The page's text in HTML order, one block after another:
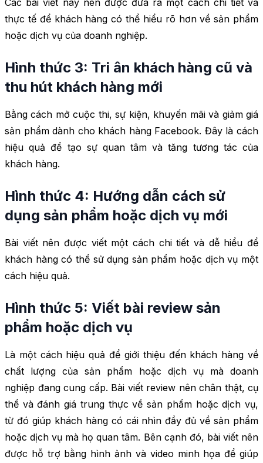
thực tế để khách hàng có thể hiểu rõ hơn về sản phẩm
hoặc dịch vụ của doanh nghiệp.
Hình thức 3: Tri ân khách hàng cũ và
thu hút khách hàng mới
Bằng cách mở cuộc thi, sự kiện, khuyến mãi và giảm giá
sản phẩm dành cho khách hàng Facebook. Đây là cách
hiệu quả để tạo sự quan tâm và tăng tương tác của
khách hàng.
Hình thức 4: Hướng dẫn cách sử
dụng sản phẩm hoặc dịch vụ mới
Bài viết nên được viết một cách chi tiết và dễ hiểu để
khách hàng có thể sử dụng sản phẩm hoặc dịch vụ một
cách hiệu quả.
Hình thức 5: Viết bài review sản
phẩm hoặc dịch vụ
Là một cách hiệu quả để giới thiệu đến khách hàng về
chất lượng của sản phẩm hoặc dịch vụ mà doanh
nghiệp đang cung cấp. Bài viết review nên chân thật, cụ
thể và đánh giá trung thực về sản phẩm hoặc dịch vụ,
từ đó giúp khách hàng có cái nhìn đầy đủ về sản phẩm
hoặc dịch vụ mà họ quan tâm. Bên cạnh đó, bài viết nên
được hỗ trợ bằng hình ảnh và video minh họa để giúp